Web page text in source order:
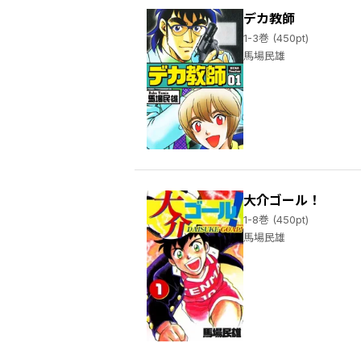
デカ教師
1-3巻 (450pt)
馬場民雄
大介ゴール！
1-8巻 (450pt)
馬場民雄